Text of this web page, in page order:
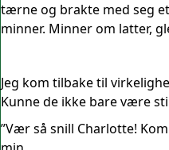
tærne og brakte med seg
minner. Minner om latter,
Jeg kom tilbake til
Kunne de ikke bare være
”Vær så snill Charlotte!